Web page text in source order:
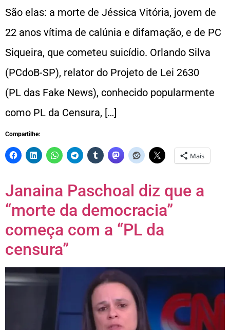
São elas: a morte de Jéssica Vitória, jovem de
22 anos vítima de calúnia e difamação, e de PC
Siqueira, que cometeu suicídio. Orlando Silva
(PCdoB-SP), relator do Projeto de Lei 2630
(PL das Fake News), conhecido popularmente
como PL da Censura, […]
Compartilhe:
Mais
Janaina Paschoal diz que a
“morte da democracia”
começa com a “PL da
censura”